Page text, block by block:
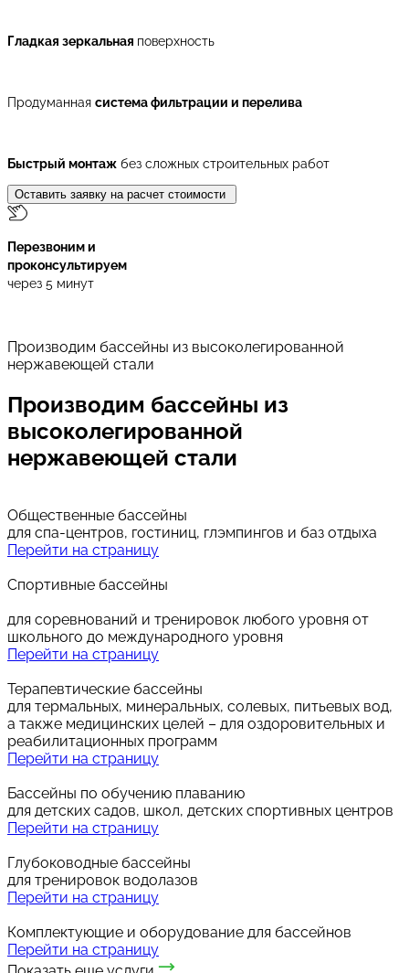
Гладкая зеркальная поверхность
Продуманная система фильтрации и перелива
Быстрый монтаж без сложных строительных работ
Оставить заявку на расчет стоимости
Перезвоним и
проконсультируем
через 5 минут
Производим бассейны из высоколегированной
нержавеющей стали
Производим бассейны из
высоколегированной
нержавеющей стали
Общественные бассейны
для спа-центров, гостиниц, глэмпингов и баз отдыха
Перейти на страницу
Спортивные бассейны
для соревнований и тренировок любого уровня от
школьного до международного уровня
Перейти на страницу
Терапевтические бассейны
для термальных, минеральных, солевых, питьевых вод,
а также медицинских целей – для оздоровительных и
реабилитационных программ
Перейти на страницу
Бассейны по обучению плаванию
для детских садов, школ, детских спортивных центров
Перейти на страницу
Глубоководные бассейны
для тренировок водолазов
Перейти на страницу
Комплектующие и оборудование для бассейнов
Перейти на страницу